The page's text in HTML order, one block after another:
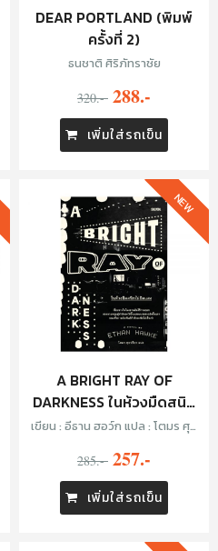
DEAR PORTLAND (พิมพ์
ครั้งที่ 2)
ธนชาติ ศิริภัทราชัย
320.- 288.-
เพิ่มใส่รถเข็น
A BRIGHT RAY OF
DARKNESS ในห้วงมืดสนิท
ไม่มิดแสง
เขียน : อีธาน ฮอว์ก แปล : โตมร ศุข
285.- 257.-
เพิ่มใส่รถเข็น
NEW